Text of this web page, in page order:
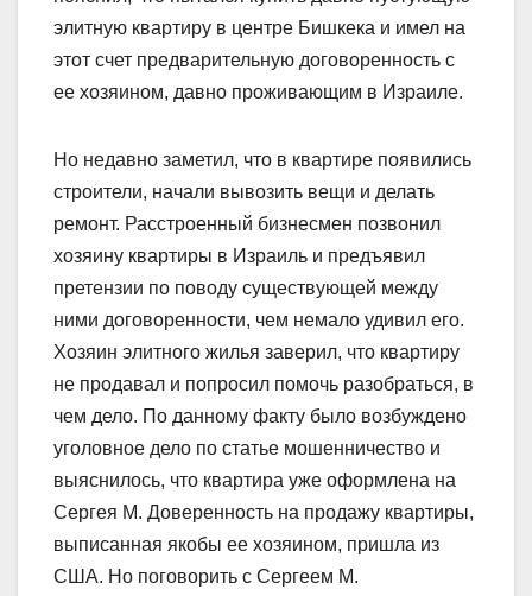
элитную квартиру в центре Бишкека и имел на
этот счет предварительную договоренность с
ее хозяином, давно проживающим в Израиле.
Но недавно заметил, что в квартире появились
строители, начали вывозить вещи и делать
ремонт. Расстроенный бизнесмен позвонил
хозяину квартиры в Израиль и предъявил
претензии по поводу существующей между
ними договоренности, чем немало удивил его.
Хозяин элитного жилья заверил, что квартиру
не продавал и попросил помочь разобраться, в
чем дело. По данному факту было возбуждено
уголовное дело по статье мошенничество и
выяснилось, что квартира уже оформлена на
Сергея М. Доверенность на продажу квартиры,
выписанная якобы ее хозяином, пришла из
США. Но поговорить с Сергеем М.